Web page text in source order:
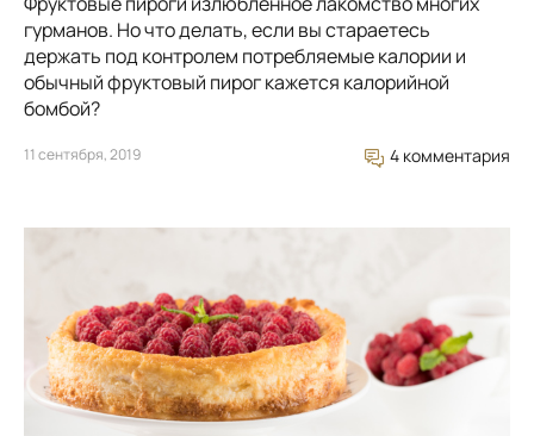
гурманов. Но что делать, если вы стараетесь
держать под контролем потребляемые калории и
обычный фруктовый пирог кажется калорийной
бомбой?
11 сентября, 2019 4 комментария